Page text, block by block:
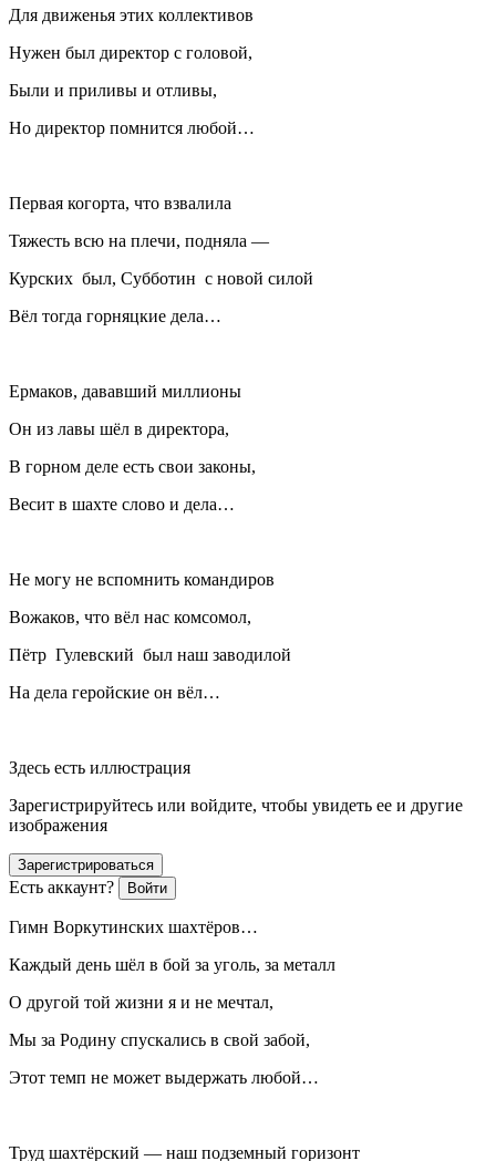
Для движенья этих коллективов
Нужен был директор с головой,
Были и приливы и отливы,
Но директор помнится любой…
Первая когорта, что взвалила
Тяжесть всю на плечи, подняла —
Курских был, Субботин с новой силой
Вёл тогда горняцкие дела…
Ермаков, дававший миллионы
Он из лавы шёл в директора,
В горном деле есть свои законы,
Весит в шахте слово и дела…
Не могу не вспомнить командиров
Вожаков, что вёл нас комсомол,
Пётр Гулевский был наш заводилой
На дела геройские он вёл…
Здесь есть иллюстрация
Зарегистрируйтесь или войдите, чтобы увидеть ее и другие
изображения
Зарегистрироваться
Есть аккаунт? Войти
Гимн Воркутинских шахтёров…
Каждый день шёл в бой за уголь, за металл
О другой той жизни я и не мечтал,
Мы за Родину спускались в свой забой,
Этот темп не может выдержать любой…
Труд шахтёрский — наш подземный горизонт